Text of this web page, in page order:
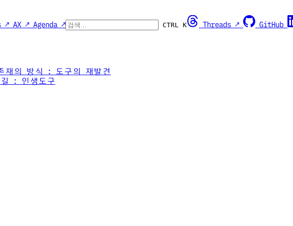
↗ AX ↗ Agenda ↗ CTRL K Threads ↗ GitHub
재의 방식 : 도구의 재발견
: 인생도구